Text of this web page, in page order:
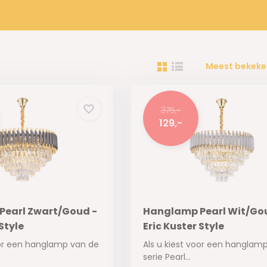
Meest
Zwart/Goud -
een hanglamp van de
375,-
129,-
Hanglamp Pearl Wit/
Eric Kuster Style
Als u kiest voor een
serie Pearl...